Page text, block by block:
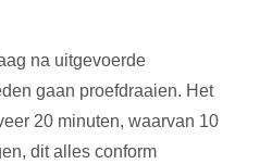
na uitgevoerde
gaan proefdraaien. Het
20 minuten, waarvan 10
dit alles conform